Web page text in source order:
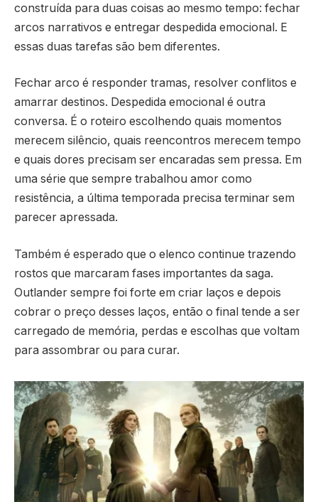
construída para duas coisas ao mesmo tempo: fechar
arcos narrativos e entregar despedida emocional. E
essas duas tarefas são bem diferentes.
Fechar arco é responder tramas, resolver conflitos e
amarrar destinos. Despedida emocional é outra
conversa. É o roteiro escolhendo quais momentos
merecem silêncio, quais reencontros merecem tempo
e quais dores precisam ser encaradas sem pressa. Em
uma série que sempre trabalhou amor como
resistência, a última temporada precisa terminar sem
parecer apressada.
Também é esperado que o elenco continue trazendo
rostos que marcaram fases importantes da saga.
Outlander sempre foi forte em criar laços e depois
cobrar o preço desses laços, então o final tende a ser
carregado de memória, perdas e escolhas que voltam
para assombrar ou para curar.